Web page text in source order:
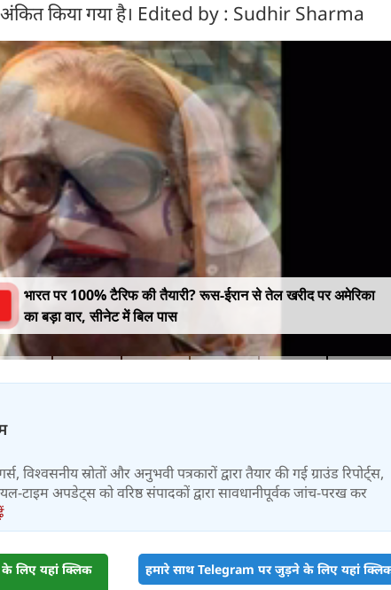
अंकित किया गया है। Edited by : Sudhir Sharma
भारत पर 100% टैरिफ की तैयारी? रूस-ईरान से तेल खरीद पर अमेरिका
का बड़ा वार, सीनेट में बिल पास
विश्वसनीय स्रोतों और अनुभवी पत्रकारों द्वारा तैयार की गई ग्राउंड रिपोर्ट्स,
टाइम अपडेट्स को वरिष्ठ संपादकों द्वारा सावधानीपूर्वक जांच-परख कर
लिए यहां क्लिक
हमारे साथ Telegram पर जुड़ने के लिए यहां